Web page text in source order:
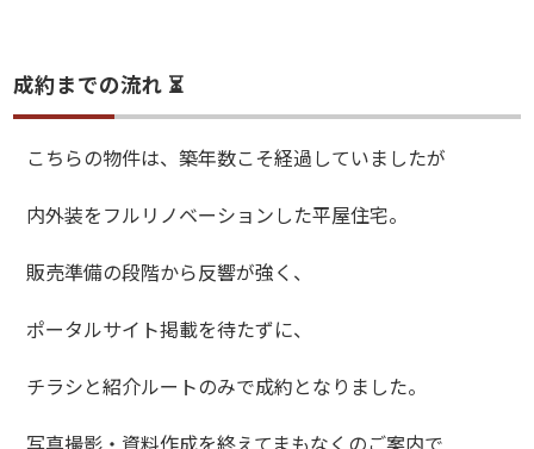
成約までの流れ ⏳
こちらの物件は、築年数こそ経過していましたが
内外装をフルリノベーションした平屋住宅。
販売準備の段階から反響が強く、
ポータルサイト掲載を待たずに、
チラシと紹介ルートのみで成約となりました。
写真撮影・資料作成を終えてまもなくのご案内で